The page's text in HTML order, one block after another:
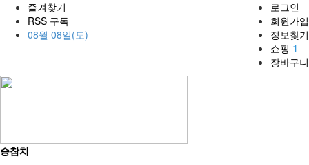
즐겨찾기
RSS 구독
08월 08일(토)
로그인
회원가입
정보찾기
쇼핑 1
장바구니
승참치